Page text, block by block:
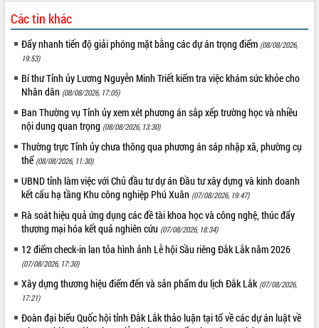
Rà soát, hoàn thiện hệ thống thiết chế
văn hóa, thể thao đáp ứng yêu cầu
phát triển mới
Thường trực HĐND tỉnh Đắk Lắk gặp
mặt Đoàn chuyên gia y tế TP. Hồ Chí
Minh
Lễ truy điệu và an táng hài cốt liệt sĩ
tại Nghĩa trang Liệt sĩ xã Sơn Hòa
Bàn giải pháp tháo gỡ khó khăn trong
xuất khẩu sầu riêng và triển khai quy
định EUDR
Thứ trưởng Bộ Nông nghiệp và Môi
trường Nguyễn Hoàng Hiệp khảo sát
vùng trồng và doanh nghiệp đóng gói
sầu riêng tại Đắk Lắk
Trình diễn nghệ thuật chế biến các
món ăn từ sầu riêng
Đắk Lắk công bố Quy hoạch và xúc
tiến đầu tư tỉnh
Ngành cá ngừ Đắk Lắk chủ động thích
THỐNG KÊ TRUY CẬP
20289
Tất cả: 66133403
Các tin khác
Đẩy nhanh tiến độ giải phóng mặt bằng các dự án trọng điểm (08/08/2026,
19:53)
Bí thư Tỉnh ủy Lương Nguyễn Minh Triết kiểm tra việc khám sức khỏe cho
Nhân dân (08/08/2026, 17:05)
Ban Thường vụ Tỉnh ủy xem xét phương án sắp xếp trường học và nhiều
nội dung quan trọng (08/08/2026, 13:30)
Thường trực Tỉnh ủy chưa thông qua phương án sáp nhập xã, phường cụ
thể (08/08/2026, 11:30)
UBND tỉnh làm việc với Chủ đầu tư dự án Đầu tư xây dựng và kinh doanh
kết cấu hạ tầng Khu công nghiệp Phú Xuân (07/08/2026, 19:47)
Rà soát hiệu quả ứng dụng các đề tài khoa học và công nghệ, thúc đẩy
thương mại hóa kết quả nghiên cứu (07/08/2026, 18:34)
12 điểm check-in lan tỏa hình ảnh Lễ hội Sầu riêng Đắk Lắk năm 2026
(07/08/2026, 17:30)
Xây dựng thương hiệu điểm đến và sản phẩm du lịch Đắk Lắk (07/08/2026,
17:21)
Đoàn đại biểu Quốc hội tỉnh Đắk Lắk thảo luận tại tổ về các dự án luật về